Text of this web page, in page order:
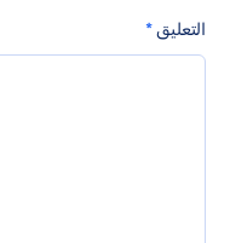
التعليق*